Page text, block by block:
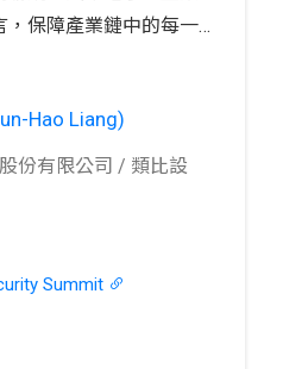
，保障產業鏈中的每一
戰。隨著量子運算的
正面臨前所未有的威
、不可複製特性的硬體
成為提升資安防護能力
在資安需求較高的領域
晶片到系統層級實現強
析PUF在身份驗證、裝
量子密碼學（PQC）
體案例，說明PUF技術
等領域的安全性，增強
力。最終，演講將提供
企業針對自身資安需
安全解決方案，以確保
Hao Liang)
份有限公司 / 類比設
Summit